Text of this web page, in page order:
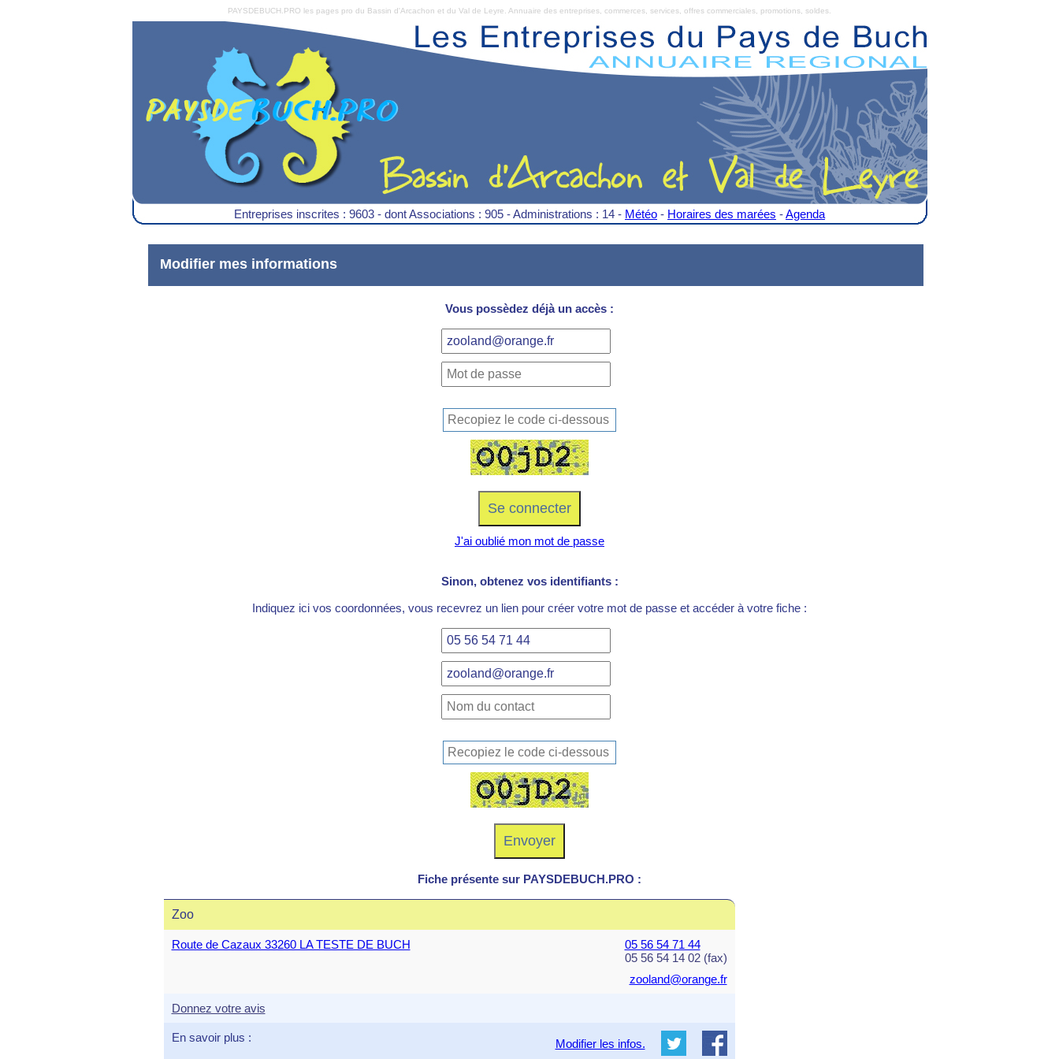
PAYSDEBUCH.PRO les pages pro du Bassin d'Arcachon et du Val de Leyre. Annuaire des entreprises, commerces, services, offres commerciales, promotions, soldes.
Entreprises inscrites : 9603 - dont Associations : 905 - Administrations : 14 - Météo - Horaires des marées -Agenda
Modifier mes informations
Vous possèdez déjà un accès :
J'ai oublié mon mot de passe
Sinon, obtenez vos identifiants :
Indiquez ici vos coordonnées, vous recevrez un lien pour créer votre mot de passe et accéder à votre fiche :
Fiche présente sur PAYSDEBUCH.PRO :
Zoo
Route de Cazaux 33260 LA TESTE DE BUCH
05 56 54 71 44
05 56 54 14 02 (fax)
zooland@orange.fr
Donnez votre avis
En savoir plus : Modifier les infos.